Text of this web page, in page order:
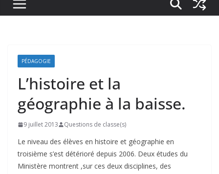
PÉDAGOGIE
L’histoire et la
géographie à la baisse.
9 juillet 2013 Questions de classe(s)
Le niveau des élèves en histoire et géographie en
troisième s’est détérioré depuis 2006. Deux études du
Ministère montrent ,sur ces deux disciplines, des